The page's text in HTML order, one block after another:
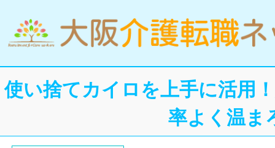
使い捨てカイロを上手に活用
率よく温ま